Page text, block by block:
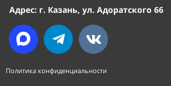
Адрес: г. Казань, ул. Адоратского 66
Политика конфиденциальности